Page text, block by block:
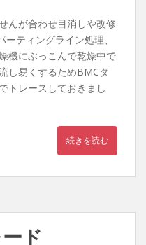
んが合わせ目消しや改修
ティングライン処理、
機にぶっこんで乾燥中で
し易くするためBMCタ
トレースしておきまし
続きを読む
ド